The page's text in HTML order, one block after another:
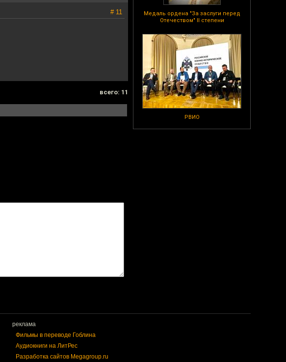
Медаль ордена "За заслуги перед
Отечеством" II степени
РВИО
# 11
всего: 11
реклама
Фильмы в переводе Гоблина
Аудиокниги на ЛитРес
Разработка сайтов Megagroup.ru